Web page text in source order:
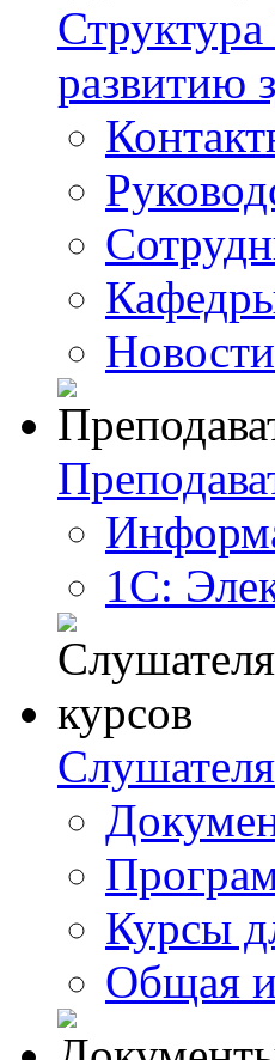
развитию
Новости
1С:
Курсы
Общая